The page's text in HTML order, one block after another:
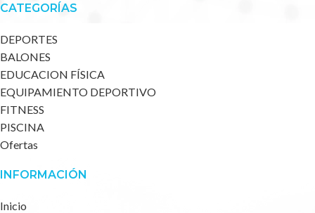
CATEGORÍAS
DEPORTES
BALONES
EDUCACION FÍSICA
EQUIPAMIENTO DEPORTIVO
FITNESS
PISCINA
Ofertas
INFORMACIÓN
Inicio